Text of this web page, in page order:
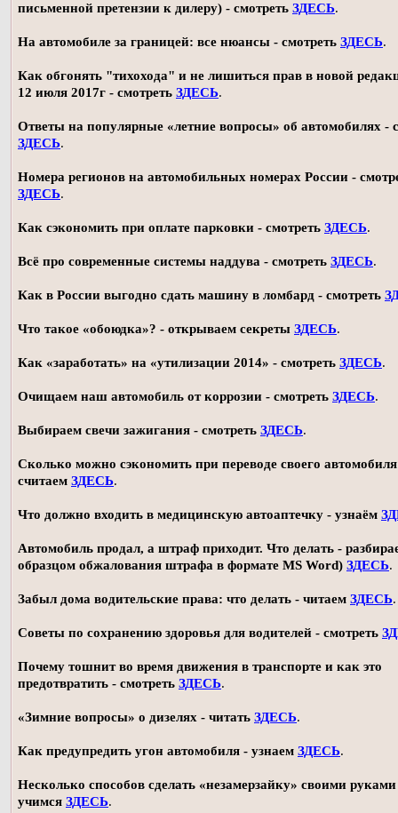
письменной претензии к дилеру) - смотреть ЗДЕСЬ.
На автомобиле за границей: все нюансы - смотреть ЗДЕСЬ.
Как обгонять "тихохода" и не лишиться прав в новой
12 июля 2017г - смотреть ЗДЕСЬ.
Ответы на популярные «летние вопросы» об автомобилях -
ЗДЕСЬ.
Номера регионов на автомобильных номерах России -
ЗДЕСЬ.
Как сэкономить при оплате парковки - смотреть ЗДЕСЬ.
Всё про современные системы наддува - смотреть ЗДЕСЬ.
Как в России выгодно сдать машину в ломбард - смотреть
Что такое «обоюдка»? - открываем секреты ЗДЕСЬ.
Как «заработать» на «утилизации 2014» - смотреть ЗДЕСЬ.
Очищаем наш автомобиль от коррозии - смотреть ЗДЕСЬ.
Выбираем свечи зажигания - смотреть ЗДЕСЬ.
Сколько можно сэкономить при переводе своего автомобиля
считаем ЗДЕСЬ.
Что должно входить в медицинскую автоаптечку - узнаём
Автомобиль продал, а штраф приходит. Что делать -
образцом обжалования штрафа в формате MS Word) ЗДЕСЬ.
Забыл дома водительские права: что делать - читаем ЗДЕСЬ.
Советы по сохранению здоровья для водителей - смотреть
Почему тошнит во время движения в транспорте и как это
предотвратить - смотреть ЗДЕСЬ.
«Зимние вопросы» о дизелях - читать ЗДЕСЬ.
Как предупредить угон автомобиля - узнаем ЗДЕСЬ.
Несколько способов сделать «незамерзайку» своими
учимся ЗДЕСЬ.